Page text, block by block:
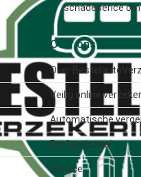
schadeserice
Premie
Over ons
Over
Veilig online
Automatische
Professioneel
Service